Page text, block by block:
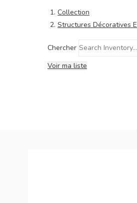
Collection
Structures Décoratives
Chercher
Voir ma liste